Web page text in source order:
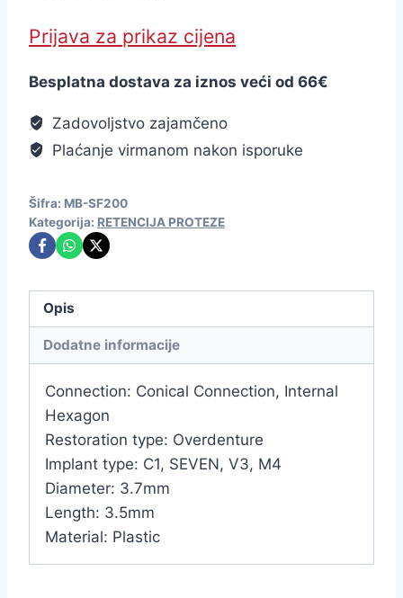
Prijava za prikaz cijena
Besplatna dostava za iznos veći od 66€
Zadovoljstvo zajamčeno
Plaćanje virmanom nakon isporuke
Šifra: MB-SF200
Kategorija: RETENCIJA PROTEZE
Opis
Dodatne informacije
Connection: Conical Connection, Internal
Hexagon
Restoration type: Overdenture
Implant type: C1, SEVEN, V3, M4
Diameter: 3.7mm
Length: 3.5mm
Material: Plastic